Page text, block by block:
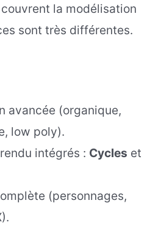
la modélisation
sont très différentes.
avancée (organique,
low poly).
intégrés : Cycles et
(personnages,